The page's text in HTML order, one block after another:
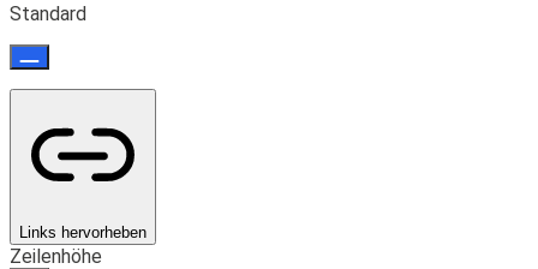
Standard
Links hervorheben
Zeilenhöhe